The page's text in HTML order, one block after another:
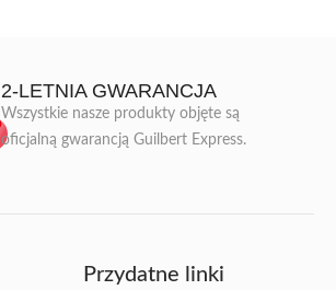
2-LETNIA GWARANCJA
Wszystkie nasze produkty objęte są
oficjalną gwarancją Guilbert Express.
Przydatne linki